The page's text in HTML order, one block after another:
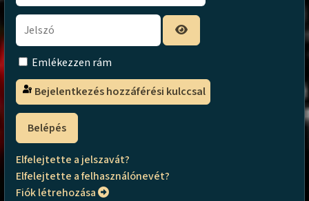
Emlékezzen rám
Bejelentkezés hozzáférési kulccsal
Belépés
Elfelejtette a jelszavát?
Elfelejtette a felhasználónevét?
Fiók létrehozása